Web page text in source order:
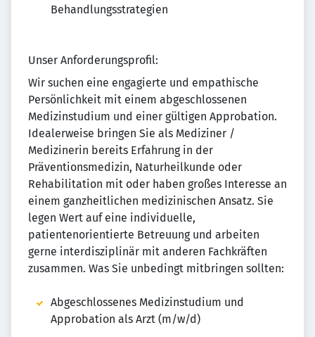
Behandlungsstrategien
Unser Anforderungsprofil:
Wir suchen eine engagierte und empathische
Persönlichkeit mit einem abgeschlossenen
Medizinstudium und einer gültigen Approbation.
Idealerweise bringen Sie als Mediziner /
Medizinerin bereits Erfahrung in der
Präventionsmedizin, Naturheilkunde oder
Rehabilitation mit oder haben großes Interesse an
einem ganzheitlichen medizinischen Ansatz. Sie
legen Wert auf eine individuelle,
patientenorientierte Betreuung und arbeiten
gerne interdisziplinär mit anderen Fachkräften
zusammen. Was Sie unbedingt mitbringen sollten:
Abgeschlossenes Medizinstudium und
Approbation als Arzt (m/w/d)